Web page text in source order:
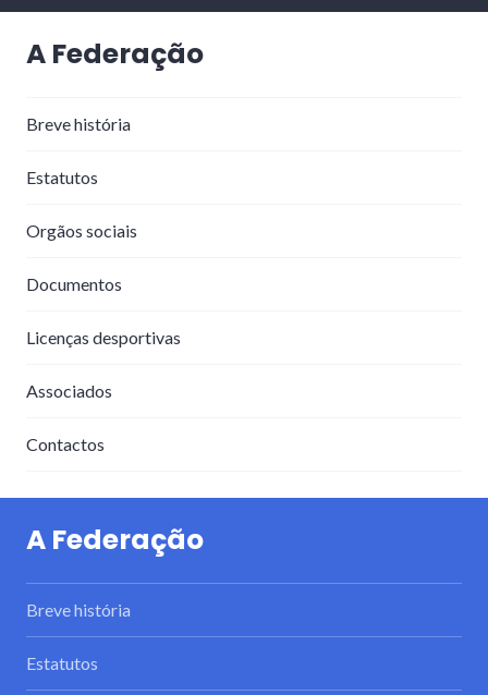
A Federação
Breve história
Estatutos
Orgãos sociais
Documentos
Licenças desportivas
Associados
Contactos
A Federação
Breve história
Estatutos